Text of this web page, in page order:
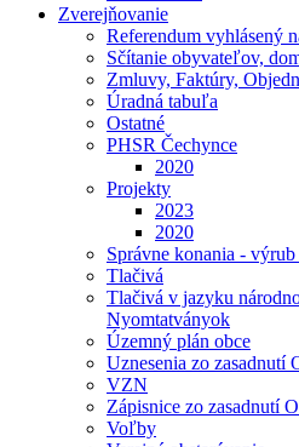
Zverejňovanie
Referendum vyhlásený
Sčítanie obyvateľov,
Zmluvy, Faktúry,
Úradná tabuľa
Ostatné
PHSR Čechynce
2020
Projekty
2023
2020
Správne konania -
Tlačivá
Tlačivá v jazyku
Nyomtatványok
Územný plán obce
Uznesenia zo zasadnutí
VZN
Zápisnice zo zasadnutí
Voľby